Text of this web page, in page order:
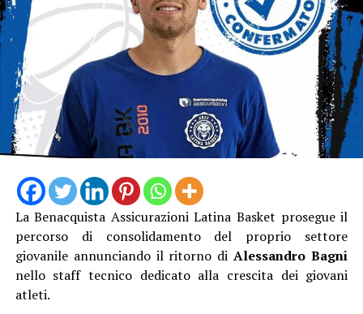
La Benacquista Assicurazioni Latina Basket prosegue il
percorso di consolidamento del proprio settore
giovanile annunciando il ritorno diAlessandro Bagni
nello staff tecnico dedicato alla crescita dei giovani
atleti.